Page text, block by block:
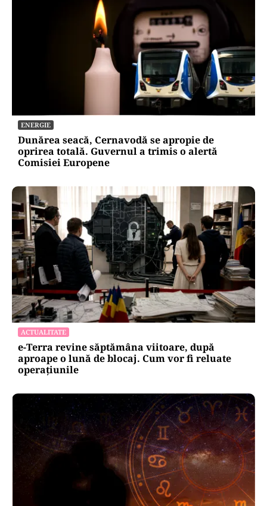
ENERGIE
Dunărea seacă, Cernavodă se apropie de
oprirea totală. Guvernul a trimis o alertă
Comisiei Europene
ACTUALITATE
e-Terra revine săptămâna viitoare, după
aproape o lună de blocaj. Cum vor fi reluate
operațiunile